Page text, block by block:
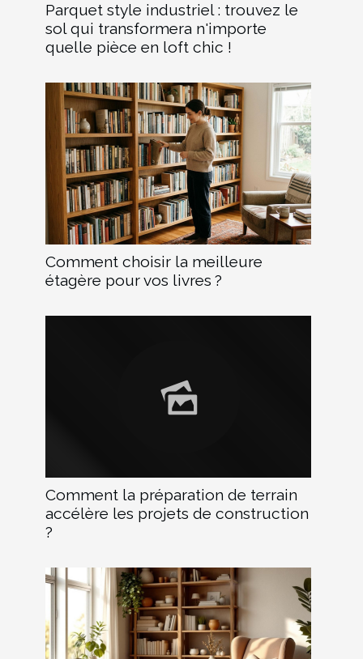
Parquet style industriel : trouvez le
sol qui transformera n'importe
quelle pièce en loft chic !
Comment choisir la meilleure
étagère pour vos livres ?
Comment la préparation de terrain
accélère les projets de construction
?